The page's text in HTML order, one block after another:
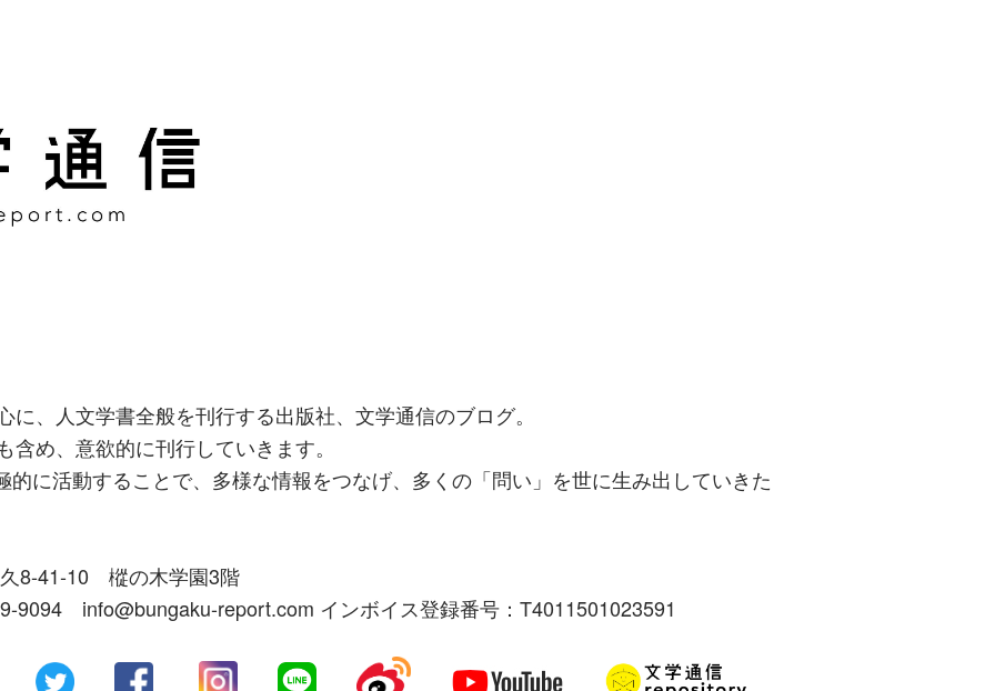
、人文学書全般を刊行する出版社、文学通信のブログ。
め、意欲的に刊行していきます。
に活動することで、多様な情報をつなげ、多くの「問い」を世に生み出していきた
8-41-10 樅の木学園3階
9094 info@bungaku-report.com インボイス登録番号：T4011501023591